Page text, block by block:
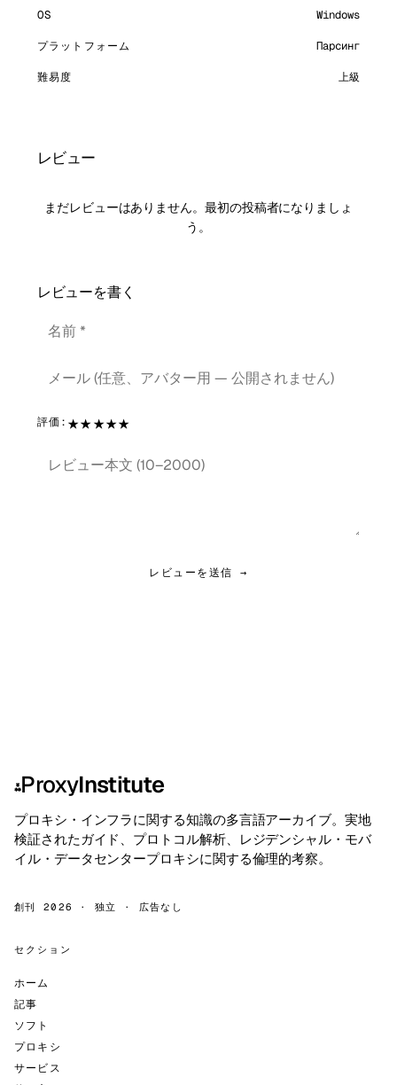
OS Windows
プラットフォーム Парсинг
難易度 上級
レビュー
まだレビューはありません。最初の投稿者になりましょ
う。
レビューを書く
評価: ★★★★★
レビューを送信 →
⁂ProxyInstitute
プロキシ・インフラに関する知識の多言語アーカイブ。実地
検証されたガイド、プロトコル解析、レジデンシャル・モバ
イル・データセンタープロキシに関する倫理的考察。
創刊 2026 · 独立 · 広告なし
セクション
ホーム
記事
ソフト
プロキシ
サービス